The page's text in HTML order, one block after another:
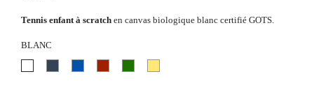
Tennis enfant à scratch en canvas biologique blanc certifié GOTS.
BLANC